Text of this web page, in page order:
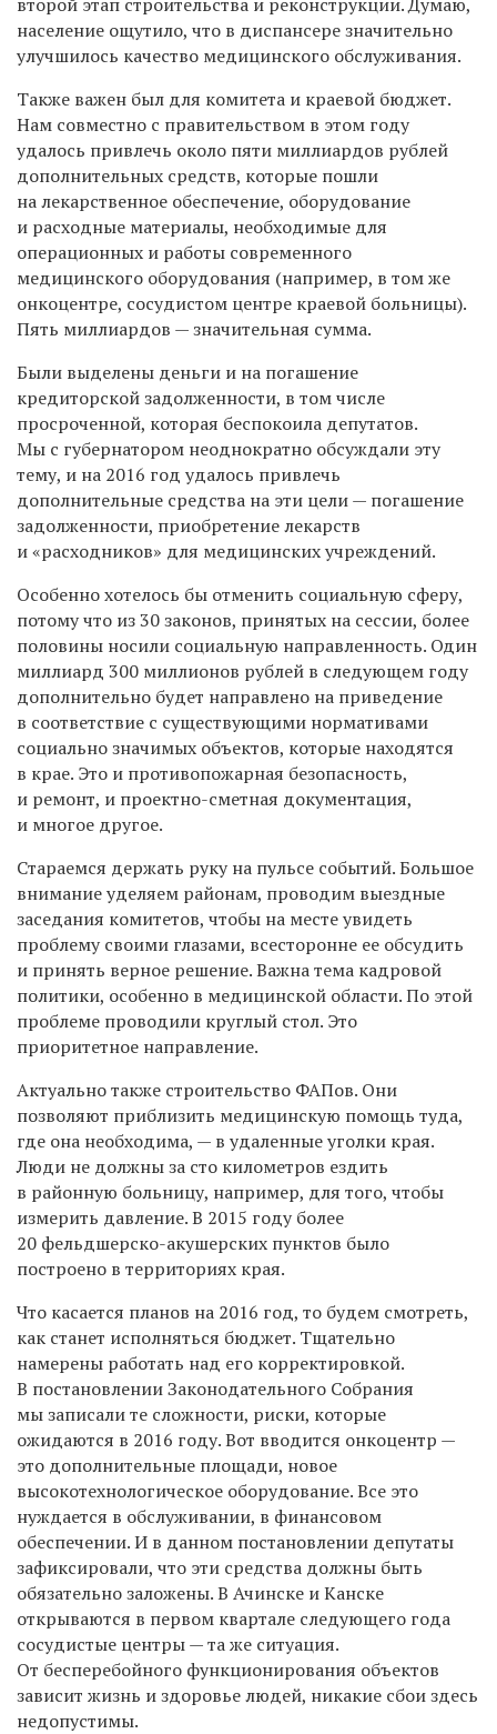
население ощутило, что в диспансере значительно
улучшилось качество медицинского обслуживания.
Также важен был для комитета и краевой бюджет.
Нам совместно с правительством в этом году
удалось привлечь около пяти миллиардов рублей
дополнительных средств, которые пошли
на лекарственное обеспечение, оборудование
и расходные материалы, необходимые для
операционных и работы современного
медицинского оборудования (например, в том же
онкоцентре, сосудистом центре краевой больницы).
Пять миллиардов — значительная сумма.
Были выделены деньги и на погашение
кредиторской задолженности, в том числе
просроченной, которая беспокоила депутатов.
Мы с губернатором неоднократно обсуждали эту
тему, и на 2016 год удалось привлечь
дополнительные средства на эти цели — погашение
задолженности, приобретение лекарств
и «расходников» для медицинских учреждений.
Особенно хотелось бы отменить социальную сферу,
потому что из 30 законов, принятых на сессии, более
половины носили социальную направленность. Один
миллиард 300 миллионов рублей в следующем году
дополнительно будет направлено на приведение
в соответствие с существующими нормативами
социально значимых объектов, которые находятся
в крае. Это и противопожарная безопасность,
и ремонт, и проектно-сметная документация,
и многое другое.
Стараемся держать руку на пульсе событий. Большое
внимание уделяем районам, проводим выездные
заседания комитетов, чтобы на месте увидеть
проблему своими глазами, всесторонне ее обсудить
и принять верное решение. Важна тема кадровой
политики, особенно в медицинской области. По этой
проблеме проводили круглый стол. Это
приоритетное направление.
Актуально также строительство ФАПов. Они
позволяют приблизить медицинскую помощь туда,
где она необходима, — в удаленные уголки края.
Люди не должны за сто километров ездить
в районную больницу, например, для того, чтобы
измерить давление. В 2015 году более
20 фельдшерско-акушерских пунктов было
построено в территориях края.
Что касается планов на 2016 год, то будем смотреть,
как станет исполняться бюджет. Тщательно
намерены работать над его корректировкой.
В постановлении Законодательного Собрания
мы записали те сложности, риски, которые
ожидаются в 2016 году. Вот вводится онкоцентр —
это дополнительные площади, новое
высокотехнологическое оборудование. Все это
нуждается в обслуживании, в финансовом
обеспечении. И в данном постановлении депутаты
зафиксировали, что эти средства должны быть
обязательно заложены. В Ачинске и Канске
открываются в первом квартале следующего года
сосудистые центры — та же ситуация.
От бесперебойного функционирования объектов
зависит жизнь и здоровье людей, никакие сбои здесь
недопустимы.